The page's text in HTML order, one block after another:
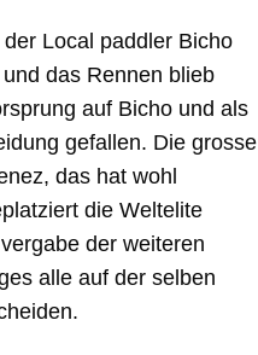
Local paddler Bicho
das Rennen blieb
auf Bicho und als
gefallen. Die grosse
das hat wohl
die Weltelite
der weiteren
alle auf der selben